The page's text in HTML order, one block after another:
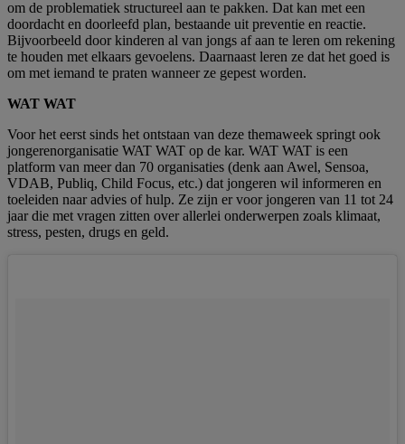
om de problematiek structureel aan te pakken. Dat kan met een
doordacht en doorleefd plan, bestaande uit preventie en reactie.
Bijvoorbeeld door kinderen al van jongs af aan te leren om rekening
te houden met elkaars gevoelens. Daarnaast leren ze dat het goed is
om met iemand te praten wanneer ze gepest worden.
WAT WAT
Voor het eerst sinds het ontstaan van deze themaweek springt ook
jongerenorganisatie WAT WAT op de kar. WAT WAT is een
platform van meer dan 70 organisaties (denk aan Awel, Sensoa,
VDAB, Publiq, Child Focus, etc.) dat jongeren wil informeren en
toeleiden naar advies of hulp. Ze zijn er voor jongeren van 11 tot 24
jaar die met vragen zitten over allerlei onderwerpen zoals klimaat,
stress, pesten, drugs en geld.